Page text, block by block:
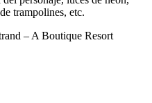
trampolines, etc.
– A Boutique Resort